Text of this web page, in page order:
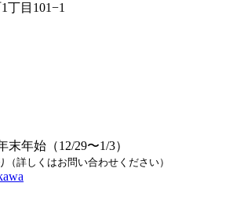
丁目101−1
末年始（12/29〜1/3）
詳しくはお問い合わせください）